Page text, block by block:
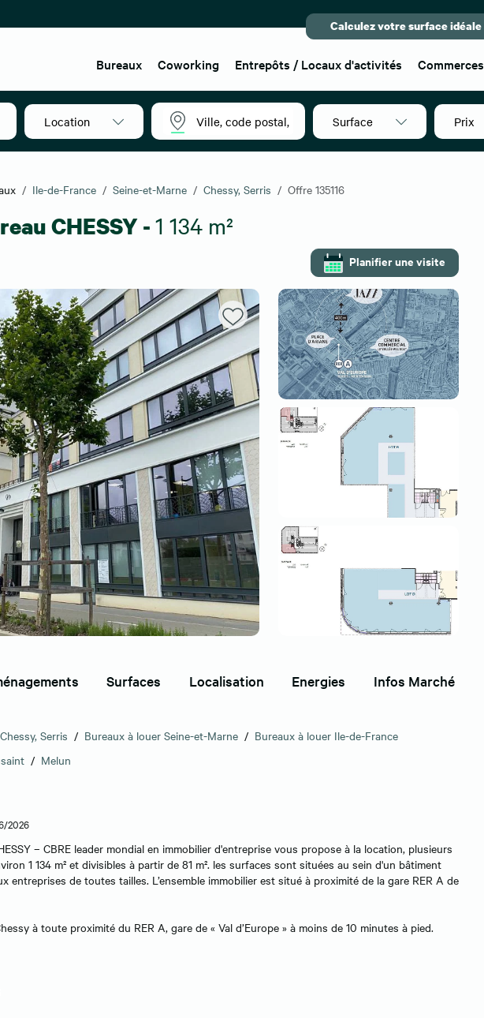
Calculez votre surface idéale
Bureaux Coworking Entrepôts / Locaux d'activités Commerces
Location Surface Prix
Ile-de-France Seine-et-Marne Chessy, Serris Offre 135116
CHESSY -1 134 m²
Planifier une visite
Surfaces Localisation Energies Infos Marché
Serris / Bureaux à louer Seine-et-Marne / Bureaux à louer Ile-de-France
/ Melun
2026
– CBRE leader mondial en immobilier d'entreprise vous propose à la location, plusieurs
1 134 m² et divisibles à partir de 81 m². les surfaces sont situées au sein d'un bâtiment
entreprises de toutes tailles. L’ensemble immobilier est situé à proximité de la gare RER A de
à toute proximité du RER A, gare de « Val d’Europe » à moins de 10 minutes à pied.